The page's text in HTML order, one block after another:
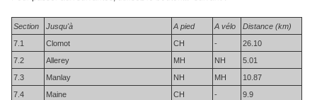
Section Jusqu'à A pied A vélo
Distance (km)
7.1
Clomot CH -
26.10
7.2
Allerey MH NH
5.01
7.3
Manlay NH MH
10.87
7.4
Maine CH -
9.9